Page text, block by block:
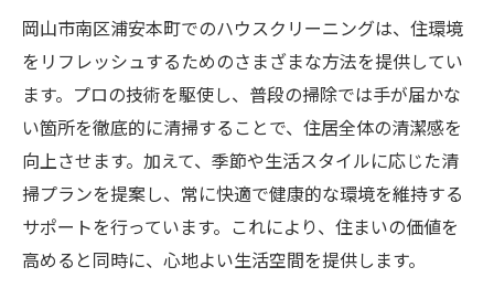
岡山市南区浦安本町でのハウスクリーニングは、住環境
をリフレッシュするためのさまざまな方法を提供してい
ます。プロの技術を駆使し、普段の掃除では手が届かな
い箇所を徹底的に清掃することで、住居全体の清潔感を
向上させます。加えて、季節や生活スタイルに応じた清
掃プランを提案し、常に快適で健康的な環境を維持する
サポートを行っています。これにより、住まいの価値を
高めると同時に、心地よい生活空間を提供します。